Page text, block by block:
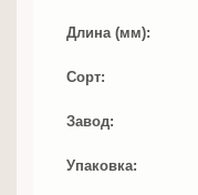
Длина (мм)
Сорт
Завод
Упаковка